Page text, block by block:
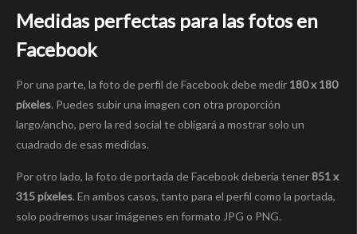
Medidas perfectas para las fotos en
Facebook
Por una parte, la foto de perfil de Facebook debe medir 180 x 180
píxeles. Puedes subir una imagen con otra proporción
largo/ancho, pero la red social te obligará a mostrar solo un
cuadrado de esas medidas.
Por otro lado, la foto de portada de Facebook debería tener851 x
315 píxeles. En ambos casos, tanto para el perfil como la portada,
solo podremos usar imágenes en formato JPG o PNG.